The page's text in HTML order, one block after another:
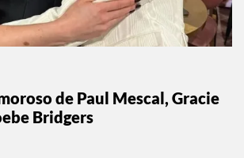
de Paul Mescal, Gracie
Bridgers